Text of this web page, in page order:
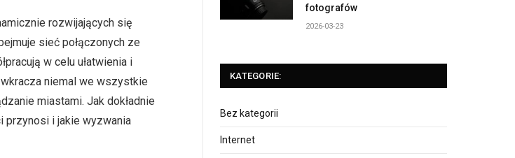
rozwijających się
sieć połączonych ze
w celu ułatwienia i
niemal we wszystkie
miastami. Jak dokładnie
przynosi i jakie wyzwania
fotografów
2026-03-23
KATEGORIE:
Bez kategorii
Internet